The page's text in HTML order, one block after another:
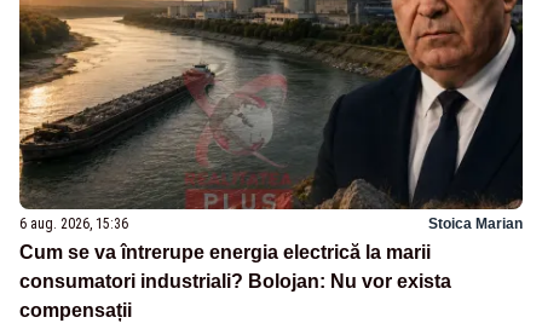
6 aug. 2026, 15:36 Stoica Marian
Cum se va întrerupe energia electrică la marii
consumatori industriali? Bolojan: Nu vor exista
compensații